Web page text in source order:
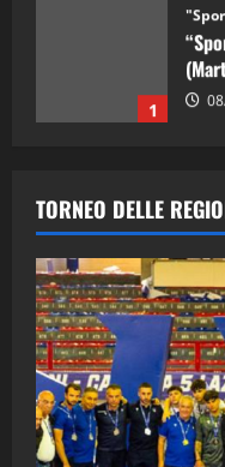
1
2
3
TORNEO DELLE